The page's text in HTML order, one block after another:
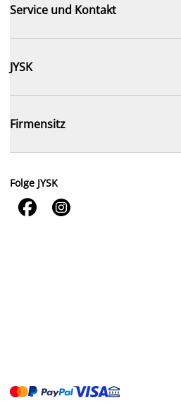
Service und Kontakt
JYSK
Firmensitz
Folge JYSK
 